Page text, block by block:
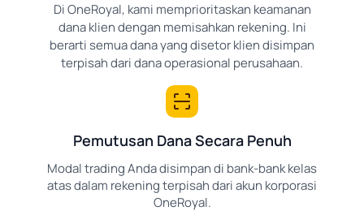
Di OneRoyal, kami memprioritaskan keamanan
dana klien dengan memisahkan rekening. Ini
berarti semua dana yang disetor klien disimpan
terpisah dari dana operasional perusahaan.
Pemutusan Dana Secara Penuh
Modal trading Anda disimpan di bank-bank kelas
atas dalam rekening terpisah dari akun korporasi
OneRoyal.